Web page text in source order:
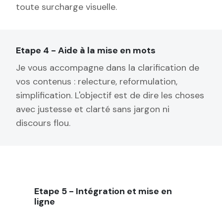
toute surcharge visuelle.
Etape 4 - Aide à la mise en mots
Je vous accompagne dans la clarification de
vos contenus : relecture, reformulation,
simplification. L'objectif est de dire les choses
avec justesse et clarté sans jargon ni
discours flou.
Etape 5 - Intégration et mise en
ligne